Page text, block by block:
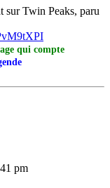
sur Twin Peaks, paru
qui compte
pm